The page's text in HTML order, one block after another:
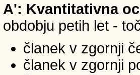
A': Kvantitativna
obdobju petih let -
članek v zgornji
članek v zgornji